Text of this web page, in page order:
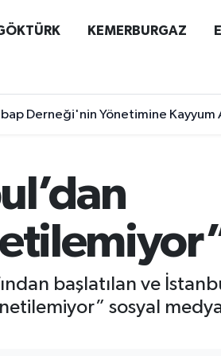
KEMERBURGAZ
Derneği'nin Yönetimine Kayyum
başlatılan ve
sosyal